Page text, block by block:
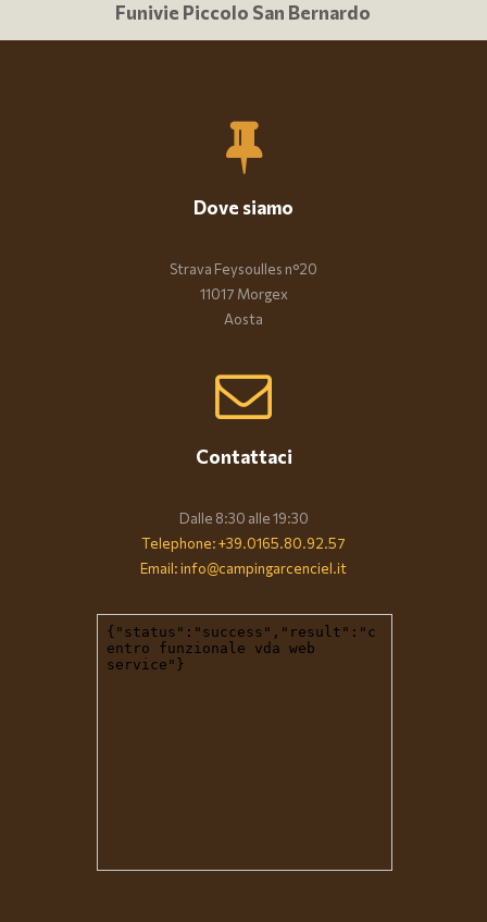
Funivie Piccolo San Bernardo
Dove siamo
Strava Feysoulles n°20
11017 Morgex
Aosta
Contattaci
Dalle 8:30 alle 19:30
Telephone: +39.0165.80.92.57
Email: info@campingarcenciel.it